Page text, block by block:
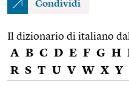
Condividi
Il dizionario di italiano
A B C D E F G H
R S T U V W X Y